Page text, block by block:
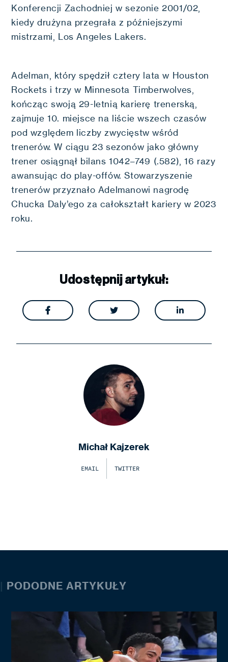
Konferencji Zachodniej w sezonie 2001/02,
kiedy drużyna przegrała z późniejszymi
mistrzami, Los Angeles Lakers.
Adelman, który spędził cztery lata w Houston
Rockets i trzy w Minnesota Timberwolves,
kończąc swoją 29-letnią karierę trenerską,
zajmuje 10. miejsce na liście wszech czasów
pod względem liczby zwycięstw wśród
trenerów. W ciągu 23 sezonów jako główny
trener osiągnął bilans 1042–749 (.582), 16 razy
awansując do play-offów. Stowarzyszenie
trenerów przyznało Adelmanowi nagrodę
Chucka Daly’ego za całokształt kariery w 2023
roku.
Udostępnij artykuł:
  
Michał Kajzerek
EMAIL TWITTER
| PODODNE ARTYKUŁY